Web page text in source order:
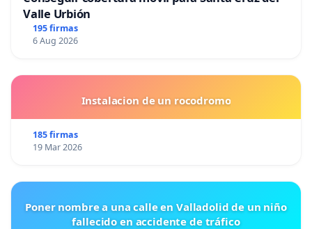
Valle Urbión
195 firmas
6 Aug 2026
Instalacion de un rocodromo
185 firmas
19 Mar 2026
Poner nombre a una calle en Valladolid de un niño
fallecido en accidente de tráfico